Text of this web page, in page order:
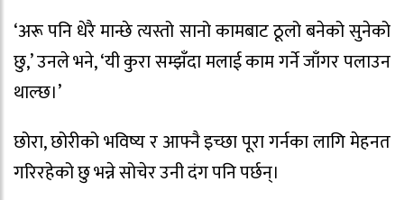
‘अरू पनि धेरै मान्छे त्यस्तो सानो कामबाट ठूलो बनेको सुनेको
छु,’ उनले भने, ‘यी कुरा सम्झँदा मलाई काम गर्ने जाँगर पलाउन
थाल्छ।’
छोरा, छोरीको भविष्य र आफ्नै इच्छा पूरा गर्नका लागि मेहनत
गरिरहेको छु भन्ने सोचेर उनी दंग पनि पर्छन्।